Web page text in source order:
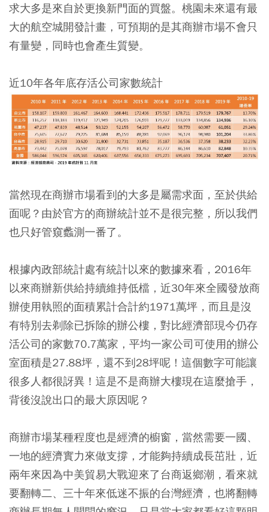
求大多是來自於更換新門面的買盤。桃園未來還有最
大的航空城開發計畫，可預期的是其商辦市場不會只
有量變，同時也會產生質變。
近10年各年底存活公司家數統計
當然現在商辦市場看到的大多是屬需求面，至於供給
面呢？由於官方的商辦統計並不是很完整，所以我們
也只好管窺蠡測一番了。
根據內政部統計處有統計以來的數據來看，2016年
以來商辦新供給持續維持低檔，近30年來全國發放商
辦使用執照的面積累計合計約1971萬坪，而且是沒
有特別去剃除已拆除的辦公樓，對比經濟部現今仍存
活公司的家數70.7萬家，平均一家公司可使用的辦公
室面積是27.88坪，還不到28坪呢！這個數字可能讓
很多人都很訝異！這是不是商辦大樓現在這麼搶手，
背後沒說出口的最大原因呢？
商辦市場某種程度也是經濟的櫥窗，當然需要一國、
一地的經濟實力來做支撐，才能夠持續成長茁壯，近
兩年來因為中美貿易大戰迎來了台商返鄉潮，看來就
要翻轉二、三十年來低迷不振的台灣經濟，也將翻轉